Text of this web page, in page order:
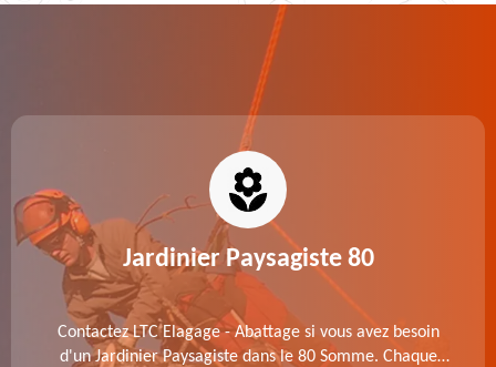
Jardinier Paysagiste 80
Contactez LTC Elagage - Abattage si vous avez besoin
d'un Jardinier Paysagiste dans le 80 Somme. Chaque